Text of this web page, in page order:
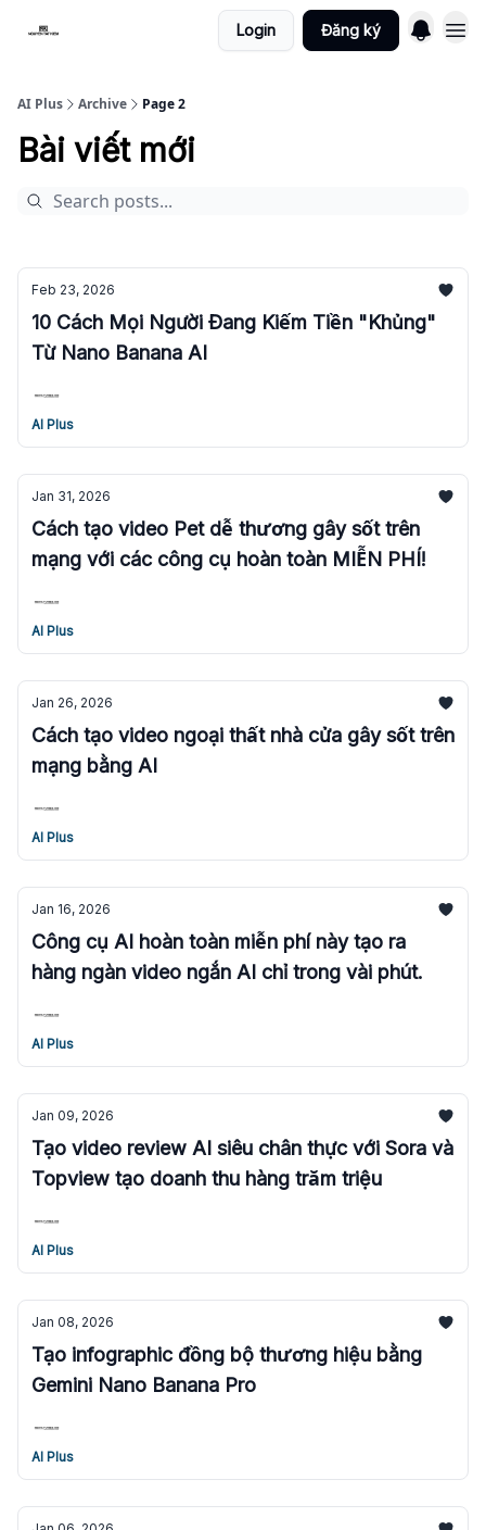
Login Đăng ký
AI Plus Archive Page 2
Bài viết mới
Feb 23, 2026
10 Cách Mọi Người Đang Kiếm Tiền "Khủng"
Từ Nano Banana AI
AI Plus
Jan 31, 2026
Cách tạo video Pet dễ thương gây sốt trên
mạng với các công cụ hoàn toàn MIỄN PHÍ!
AI Plus
Jan 26, 2026
Cách tạo video ngoại thất nhà cửa gây sốt trên
mạng bằng AI
AI Plus
Jan 16, 2026
Công cụ AI hoàn toàn miễn phí này tạo ra
hàng ngàn video ngắn AI chỉ trong vài phút.
AI Plus
Jan 09, 2026
Tạo video review AI siêu chân thực với Sora và
Topview tạo doanh thu hàng trăm triệu
AI Plus
Jan 08, 2026
Tạo infographic đồng bộ thương hiệu bằng
Gemini Nano Banana Pro
AI Plus